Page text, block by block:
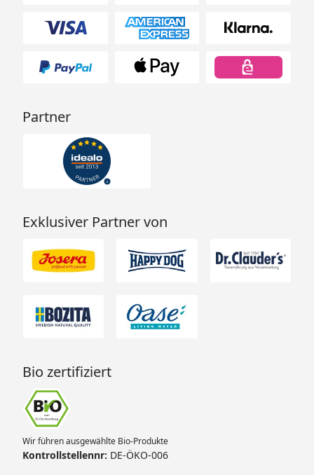
Partner
Exklusiver Partner von
Bio zertifiziert
Wir führen ausgewählte Bio-Produkte
Kontrollstellennr: DE-ÖKO-006